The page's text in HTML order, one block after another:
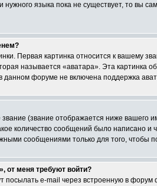
нужного языка пока не существует, то вы
Первая картинка относится к вашему
называется «аватара». Эта картинка
данном форуме не включена поддержка
(звание отображается ниже вашего
количество сообщений было
сообщениями только для того, чтобы
от меня требуют войти?
посылать e-mail через встроенную в